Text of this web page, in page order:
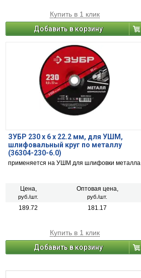
Купить в 1 клик
Добавить в корзину
ЗУБР 230 x 6 х 22.2 мм, для УШМ,
шлифовальный круг по металлу
(36304-230-6.0)
применяется на УШМ для шлифовки металла
Цена,
руб./шт.
Оптовая цена,
руб./шт.
189.72 181.17
Купить в 1 клик
Добавить в корзину